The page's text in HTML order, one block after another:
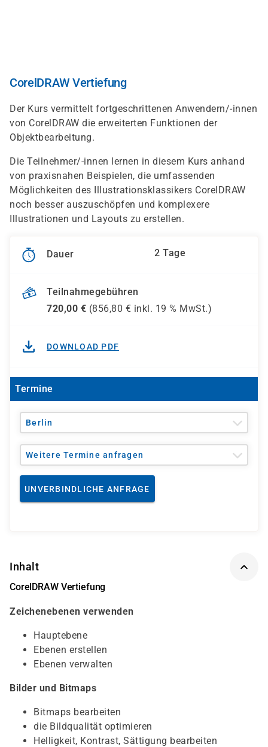
CorelDRAW Vertiefung
Der Kurs vermittelt fortgeschrittenen Anwendern/-innen
von CorelDRAW die erweiterten Funktionen der
Objektbearbeitung.
Die Teilnehmer/-innen lernen in diesem Kurs anhand
von praxisnahen Beispielen, die umfassenden
Möglichkeiten des Illustrationsklassikers CorelDRAW
noch besser auszuschöpfen und komplexere
Illustrationen und Layouts zu erstellen.
Dauer 2 Tage
Teilnahmegebühren
720,00 € (856,80 € inkl. 19 % MwSt.)
DOWNLOAD PDF
Termine
Berlin
Weitere Termine anfragen
UNVERBINDLICHE ANFRAGE
Inhalt
CorelDRAW Vertiefung
Zeichenebenen verwenden
Hauptebene
Ebenen erstellen
Ebenen verwalten
Bilder und Bitmaps
Bitmaps bearbeiten
die Bildqualität optimieren
Helligkeit, Kontrast, Sättigung bearbeiten